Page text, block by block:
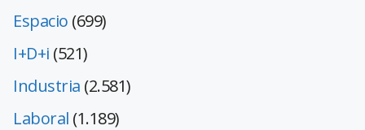
Espacio (699)
I+D+i (521)
Industria (2.581)
Laboral (1.189)